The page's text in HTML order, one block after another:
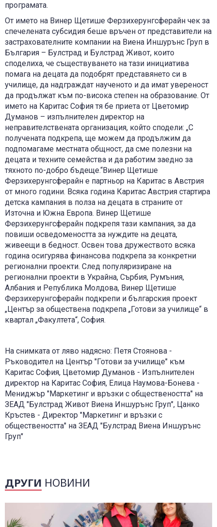
програмата.
От името на Винер Щетише Ферзихерунгсферайн чек за
спечелената субсидия беше връчен от представители на
застрахователните компании на Виена Иншурънс Груп в
България – Булстрад и Булстрад Живот, които
споделиха, че съществуването на тази инициатива
помага на децата да подобрят представянето си в
училище, да надграждат наученото и да имат увереност
да продължат към по-висока степен на образование. От
името на Каритас София тя бе приета от Цветомир
Думанов – изпълнителен директор на
неправителствената организация, който сподели: „С
получената подкрепа, ще можем да продължим да
подпомагаме местната общност, да сме полезни на
децата и техните семейства и да работим заедно за
тяхното по-добро бъдеще.“Винер Щетише
Ферзихерунгсферайн е партньор на Каритас в Австрия
от много години. Всяка година Каритас Австрия стартира
детска кампания в полза на децата в страните от
Източна и Южна Европа. Винер Щетише
Ферзихерунгсферайн подкрепя тази кампания, за да
повиши осведомеността за нуждите на децата,
живеещи в бедност. Освен това дружеството всяка
година осигурява финансова подкрепа за конкретни
регионални проекти. След популяризиране на
регионални проекти в Украйна, Сърбия, Румъния,
Албания и Република Молдова, Винер Щетише
Ферзихерунгсферайн подкрепи и българския проект
„Център за обществена подкрепа „Готови за училище“ в
квартал „Факултета“, София.
На снимката от ляво надясно: Петя Стоянова -
Ръководител на Център "Готови за училище" към
Каритас София, Цветомир Думанов - Изпълнителен
директор на Каритас София, Елица Наумова-Бонева -
Мениджър "Маркетинг и връзки с обществеността" на
ЗЕАД "Булстрад Живот Виена Иншурънс Груп", Цанко
Кръстев - Директор "Маркетинг и връзки с
обществеността" на ЗЕАД "Булстрад Виена Иншурънс
Груп"
ДРУГИ НОВИНИ